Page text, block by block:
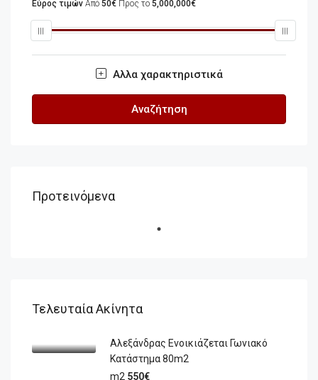
Εύρος τιμών Από 50€ Προς το 5,000,000€
Αλλα χαρακτηριστικά
Αναζήτηση
Προτεινόμενα
Τελευταία Ακίνητα
Αλεξάνδρας Ενοικιάζεται Γωνιακό
Κατάστημα 80m2
m2 550€